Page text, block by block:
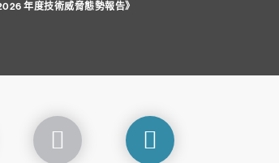
年度技術威脅態勢報告》